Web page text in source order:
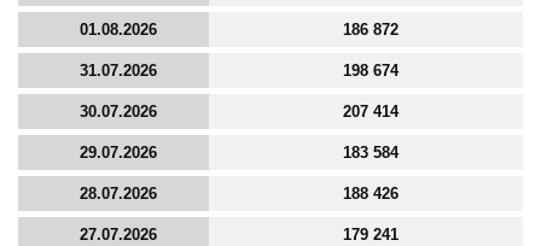
01.08.2026 186 872
31.07.2026 198 674
30.07.2026 207 414
29.07.2026 183 584
28.07.2026 188 426
27.07.2026 179 241